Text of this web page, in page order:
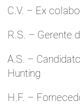
C.V. – Ex
R.S. – Gerente
A.S. –
Hunting
H.F. –